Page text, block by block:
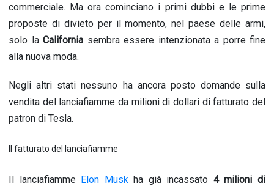
commerciale. Ma ora cominciano i primi dubbi e le prime
proposte di divieto per il momento, nel paese delle armi,
solo la California sembra essere intenzionata a porre fine
alla nuova moda.
Negli altri stati nessuno ha ancora posto domande sulla
vendita del lanciafiamme da milioni di dollari di fatturato del
patron di Tesla.
Il fatturato del lanciafiamme
Il lanciafiamme Elon Muskha già incassato 4 milioni di